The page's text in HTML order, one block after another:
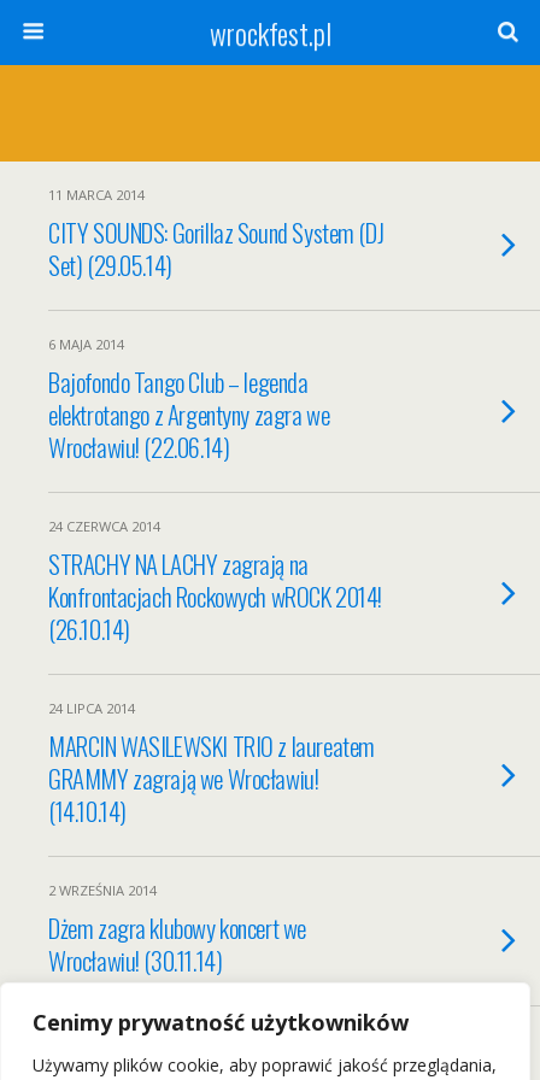
Cenimy prywatność użytkowników
Używamy plików cookie, aby poprawić jakość przeglądania,
wrockfest.pl
11 MARCA 2014
CITY SOUNDS: Gorillaz Sound System (DJ
Set) (29.05.14)
6 MAJA 2014
Bajofondo Tango Club – legenda
elektrotango z Argentyny zagra we
Wrocławiu! (22.06.14)
24 CZERWCA 2014
STRACHY NA LACHY zagrają na
Konfrontacjach Rockowych wROCK 2014!
(26.10.14)
24 LIPCA 2014
MARCIN WASILEWSKI TRIO z laureatem
GRAMMY zagrają we Wrocławiu!
(14.10.14)
2 WRZEŚNIA 2014
Dżem zagra klubowy koncert we
Wrocławiu! (30.11.14)